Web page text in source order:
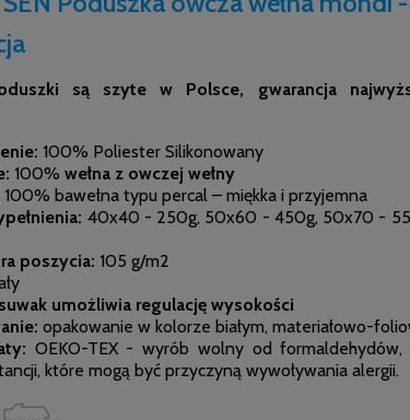
są szyte w Polsce, gwarancja
100% Poliester Silikonowany
100% wełna z owczej wełny
100% bawełna typu percal – miękka i przyjemna
40x40 - 250g, 50x60 - 450g, 50x70 -
poszycia: 105 g/m2
umożliwia regulację wysokości
opakowanie w kolorze białym, materiałowo-
OEKO-TEX - wyrób wolny od formaldehydów,
które mogą być przyczyną wywoływania alergii.